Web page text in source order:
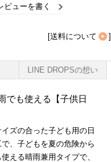
ビューを書く
[送料について ]
LINE DROPSの想い
でも使える【子供日
ズの合った子ども用の日
、子どもを夏の危険から
える晴雨兼用タイプで、